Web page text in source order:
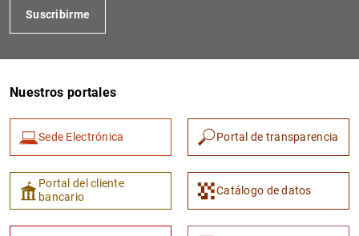
1 2
Suscribirme
Nuestros portales
Sede Electrónica Portal de transparencia
Portal del cliente
bancario
Catálogo de datos